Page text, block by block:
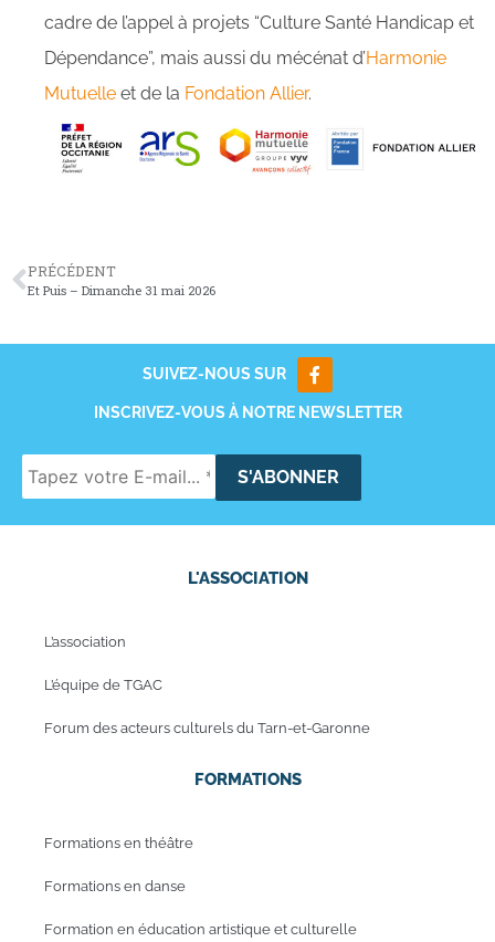
cadre de l’appel à projets “Culture Santé Handicap et
Dépendance”, mais aussi du mécénat d’Harmonie
Mutuelle et de la Fondation Allier.
PRÉCÉDENT
Et Puis – Dimanche 31 mai 2026
SUIVEZ-NOUS SUR
INSCRIVEZ-VOUS À NOTRE NEWSLETTER
L'ASSOCIATION
L’association
L’équipe de TGAC
Forum des acteurs culturels du Tarn-et-Garonne
FORMATIONS
Formations en théâtre
Formations en danse
Formation en éducation artistique et culturelle